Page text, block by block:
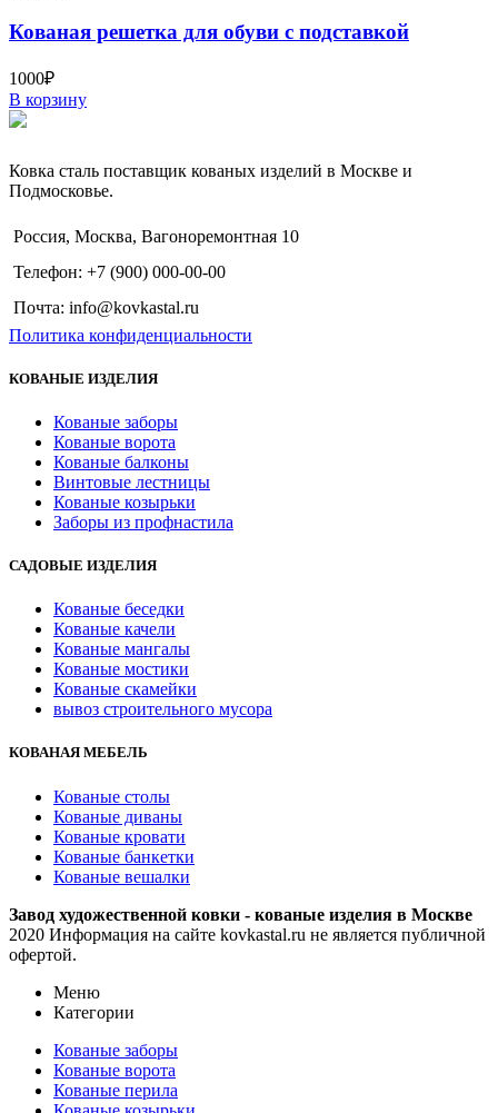
Кованая решетка для обуви с подставкой
1000₽
В корзину
Ковка сталь поставщик кованых изделий в Москве и
Подмосковье.
Россия, Москва, Вагоноремонтная 10
Телефон: +7 (900) 000-00-00
Почта: info@kovkastal.ru
Политика конфиденциальности
КОВАНЫЕ ИЗДЕЛИЯ
Кованые заборы
Кованые ворота
Кованые балконы
Винтовые лестницы
Кованые козырьки
Заборы из профнастила
САДОВЫЕ ИЗДЕЛИЯ
Кованые беседки
Кованые качели
Кованые мангалы
Кованые мостики
Кованые скамейки
вывоз строительного мусора
КОВАНАЯ МЕБЕЛЬ
Кованые столы
Кованые диваны
Кованые кровати
Кованые банкетки
Кованые вешалки
Завод художественной ковки - кованые изделия в Москве
2020 Информация на сайте kovkastal.ru не является публичной
офертой.
Меню
Категории
Кованые заборы
Кованые ворота
Кованые перила